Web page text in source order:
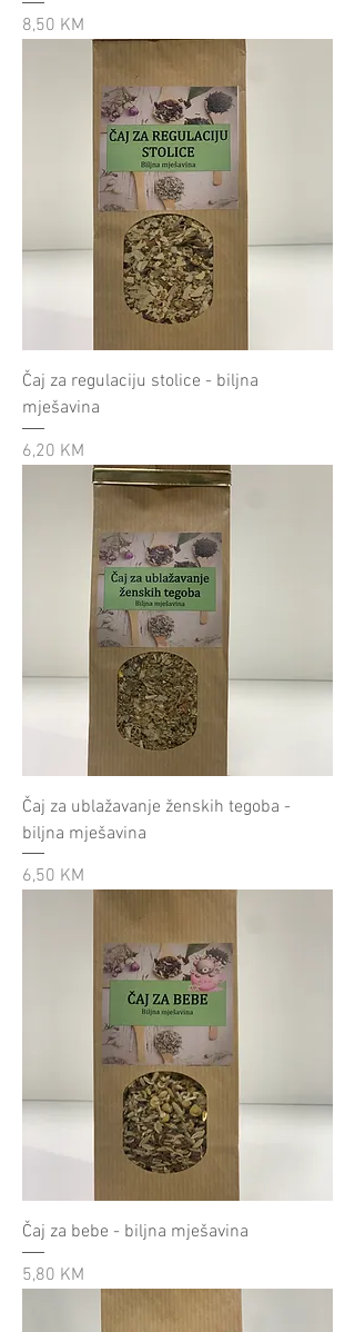
Cijena
8,50 KM
Čaj za regulaciju stolice - biljna
mješavina
Cijena
6,20 KM
Čaj za ublažavanje ženskih tegoba -
biljna mješavina
Cijena
6,50 KM
Čaj za bebe - biljna mješavina
Cijena
5,80 KM